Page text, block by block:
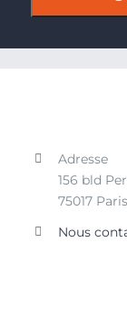
Adresse
156 bld
75017 Paris
Nous